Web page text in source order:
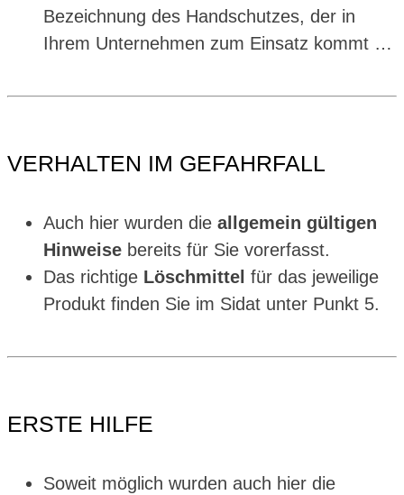
Bezeichnung des Handschutzes, der in
Ihrem Unternehmen zum Einsatz kommt …
VERHALTEN IM GEFAHRFALL
Auch hier wurden die allgemein gültigen
Hinweise bereits für Sie vorerfasst.
Das richtige Löschmittel für das jeweilige
Produkt finden Sie im Sidat unter Punkt 5.
ERSTE HILFE
Soweit möglich wurden auch hier die